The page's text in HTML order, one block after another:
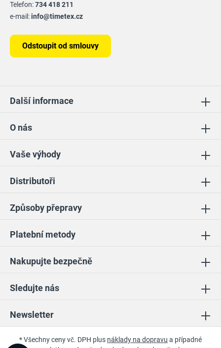
Sledujte nás
Vaše výhody
Distributoři
Nakupujte bezpečně
O nás
Newsletter
Telefon:734 418 211
e-mail:info@timetex.cz
Odstoupit od smlouvy
Další informace
Platební metody
Způsoby přepravy
* Všechny ceny vč. DPH plus náklady na dopravu a případné